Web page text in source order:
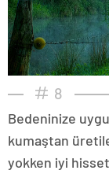
8
Bedeninize
kumaştan
yokken iyi